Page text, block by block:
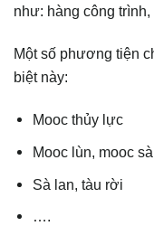
như: hàng công
Một số phương tiện
biệt này:
Mooc thủy lực
Mooc lùn, mooc
Sà lan, tàu rời
….